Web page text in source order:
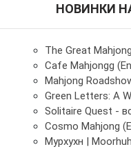
НОВИНКИ
The Great
Cafe Mahjongg
Mahjong
Green Letters: A
Solitaire Quest -
Cosmo Mahjong
Мурхухн |